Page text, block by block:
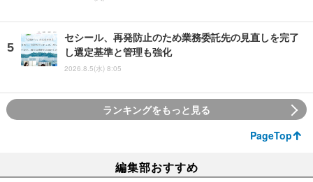
セシール、再発防止のため業務委託先の見直しを完了
し選定基準と管理も強化
2026.8.5(水) 8:05
ランキングをもっと見る
PageTop
編集部おすすめ